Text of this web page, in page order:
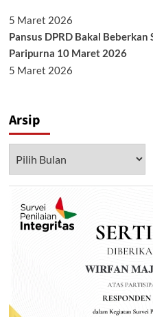
5 Maret 2026
Pansus DPRD Bakal
Paripurna 10 Maret 2026
5 Maret 2026
Arsip